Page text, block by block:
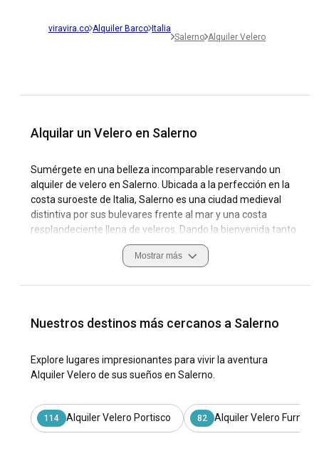
viravira.co Alquiler Barco Italia
Salerno Alquiler Velero
Alquilar un Velero en Salerno
Sumérgete en una belleza incomparable reservando un
alquiler de velero en Salerno. Ubicada a la perfección en la
costa suroeste de Italia, Salerno es una ciudad medieval
distintiva por sus bulevares frente al mar y una costa
resplandeciente llena de veleros. Dando la bienvenida tanto
a marineros principiantes como a maestros marinos, la
ubicación de la ciudad en el mar Tirreno y su inconfundible
de vela como ninguna otra. Ya sea que estés buscando
encanto con una estadía nocturna a bordo, traza un rumbo
Bendecida con veranos soleados e inviernos suaves,
Salerno no solo es un punto turístico popular sino también
mantenidas, las costas impresionantes y las diversas
condiciones de navegación la convierten en un lugar
Mostrar más
Nuestros destinos más cercanos a Salerno
Explore lugares impresionantes para vivir la aventura
Alquiler Velero de sus sueños en Salerno.
114 Alquiler Velero Portisco 82 Alquiler Velero Furnari